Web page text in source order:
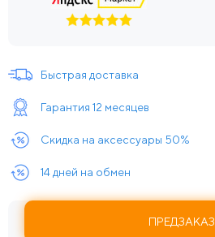
Быстрая доставка
Гарантия 12 месяцев
Скидка на аксессуары 50%
14 дней на обмен
ПРЕДЗАКАЗ